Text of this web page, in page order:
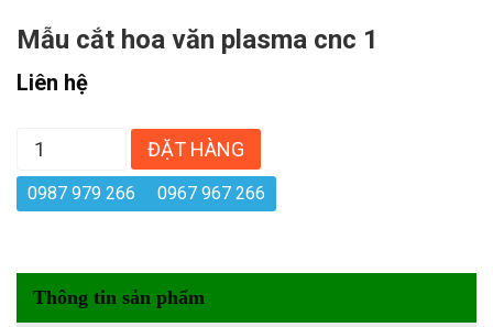
Mẫu cắt hoa văn plasma cnc 1
Liên hệ
ĐẶT HÀNG
0987 979 266 0967 967 266
Thông tin sản phẩm